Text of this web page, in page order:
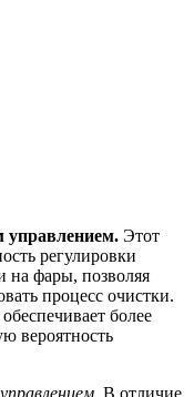
управлением. Этот
регулировки
на фары, позволяя
процесс очистки.
более
вероятность
В отличие